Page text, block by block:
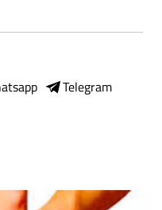
Telegram